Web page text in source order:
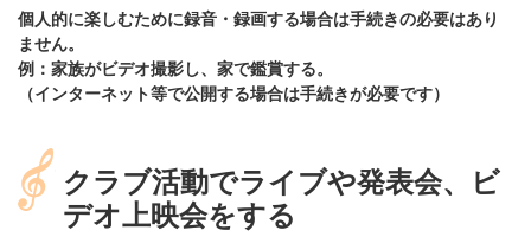
個人的に楽しむために録音・録画する場合は手続きの必要はあり
ません。
例：家族がビデオ撮影し、家で鑑賞する。
（インターネット等で公開する場合は手続きが必要です）
クラブ活動でライブや発表会、ビ
デオ上映会をする